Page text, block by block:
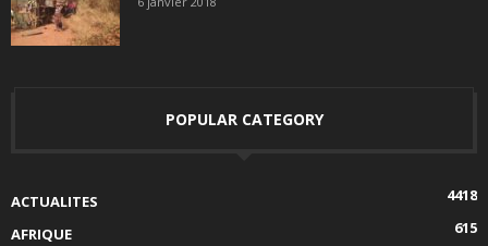
POPULAR CATEGORY
ACTUALITES
4418
AFRIQUE
615